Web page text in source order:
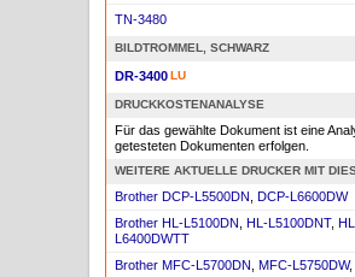
TN-3480
BILDTROMMEL, SCHWARZ
DR-3400LU
DRUCKKOSTENANALYSE
Für das gewählte Dokument ist eine
getesteten Dokumenten erfolgen.
WEITERE AKTUELLE DRUCKER MIT
Brother DCP-L5500DN
DCP-L6600DW
Brother HL-L5100DN
HL-L5100DNT,
L6400DWTT
Brother MFC-L5700DN
MFC-L5750DW,